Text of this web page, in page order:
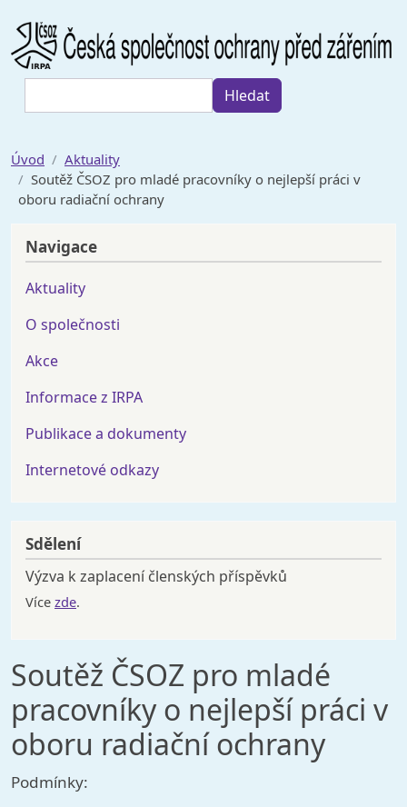
Hledat
Úvod
Aktuality
Soutěž ČSOZ pro mladé pracovníky o nejlepší práci v
oboru radiační ochrany
Soutěž ČSOZ pro mladé
pracovníky o nejlepší práci v
oboru radiační ochrany
Podmínky:
Navigace
Aktuality
O společnosti
Akce
Informace z IRPA
Publikace a dokumenty
Internetové odkazy
Sdělení
Výzva k zaplacení členských příspěvků
Více zde.